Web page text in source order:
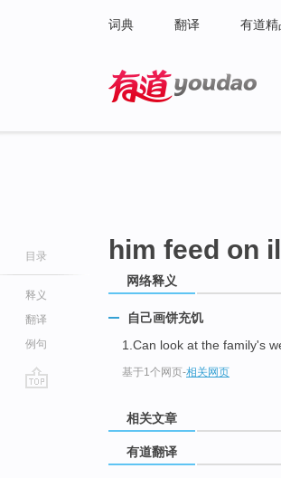
词典 翻译 有道精
目录
释义
翻译
例句
him feed on
网络释义
自己画饼充饥
1.Can look at the family's
基于1个网页-相关网页
相关文章
有道翻译